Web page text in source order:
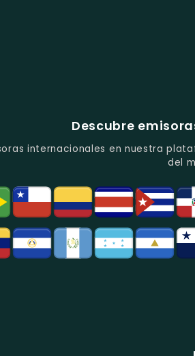
Descubre
internacionales en nuestra
del